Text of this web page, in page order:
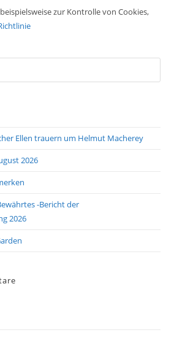
zur Kontrolle von Cookies,
Ellen trauern um Helmut Macherey
2026
-Bericht der
2026